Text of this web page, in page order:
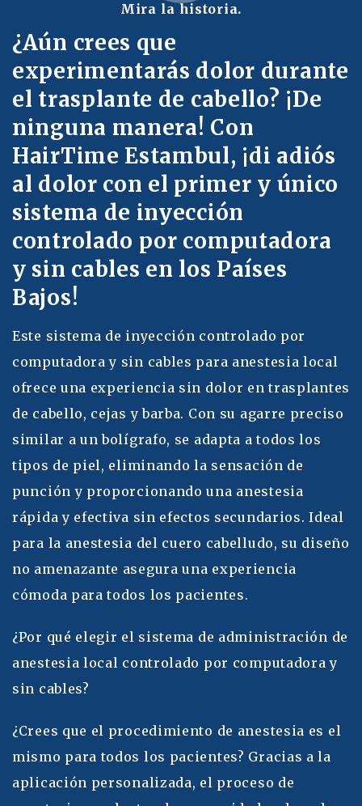
¿Aún crees que
experimentarás dolor durante
el trasplante de cabello? ¡De
ninguna manera! Con
HairTime Estambul, ¡di adiós
al dolor con el primer y único
sistema de inyección
controlado por computadora
y sin cables en los Países
Bajos!
Este sistema de inyección controlado por
computadora y sin cables para anestesia local
ofrece una experiencia sin dolor en trasplantes
de cabello, cejas y barba. Con su agarre preciso
similar a un bolígrafo, se adapta a todos los
tipos de piel, eliminando la sensación de
punción y proporcionando una anestesia
rápida y efectiva sin efectos secundarios. Ideal
para la anestesia del cuero cabelludo, su diseño
no amenazante asegura una experiencia
cómoda para todos los pacientes.
¿Por qué elegir el sistema de administración de
anestesia local controlado por computadora y
sin cables?
¿Crees que el procedimiento de anestesia es el
mismo para todos los pacientes? Gracias a la
aplicación personalizada, el proceso de
Mira la historia.